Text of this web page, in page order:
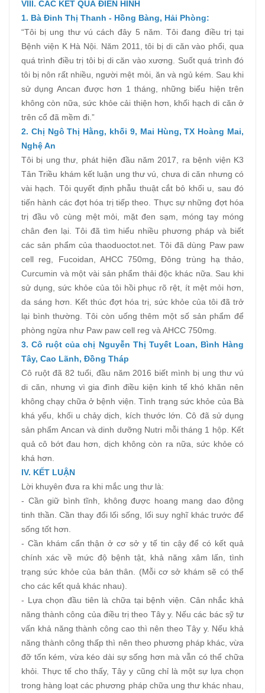
VIII. CÁC KẾT QUẢ ĐIỂN HÌNH
1. Bà Đinh Thị Thanh - Hồng Bàng, Hải Phòng:
“Tôi bị ung thư vú cách đây 5 năm. Tôi đang điều trị tại
Bệnh viện K Hà Nội. Năm 2011, tôi bị di căn vào phổi, qua
quá trình điều trị tôi bị di căn vào xương. Suốt quá trình đó
tôi bị nôn rất nhiều, người mệt mỏi, ăn và ngủ kém. Sau khi
sử dụng Ancan được hơn 1 tháng, những biểu hiện trên
không còn nữa, sức khỏe cải thiện hơn, khối hạch di căn ở
trên cổ đã mềm đi.”
2. Chị Ngô Thị Hằng, khối 9, Mai Hùng, TX Hoàng Mai,
Nghệ An
Tôi bị ung thư, phát hiện đầu năm 2017, ra bệnh viện K3
Tân Triều khám kết luận ung thư vú, chưa di căn nhưng có
vài hạch. Tôi quyết định phẫu thuật cắt bỏ khối u, sau đó
tiến hành các đợt hóa trị tiếp theo. Thực sự những đợt hóa
trị đầu vô cùng mệt mỏi, mặt đen sạm, móng tay móng
chân đen lại. Tôi đã tìm hiểu nhiều phương pháp và biết
các sản phẩm của thaoduoctot.net. Tôi đã dùng Paw paw
cell reg, Fucoidan, AHCC 750mg, Đông trùng hạ thảo,
Curcumin và một vài sản phẩm thải độc khác nữa. Sau khi
sử dụng, sức khỏe của tôi hồi phục rõ rệt, ít mệt mỏi hơn,
da sáng hơn. Kết thúc đợt hóa trị, sức khỏe của tôi đã trở
lại bình thường. Tôi còn uống thêm một số sản phẩm để
phòng ngừa như Paw paw cell reg và AHCC 750mg.
3. Cô ruột của chị Nguyễn Thị Tuyết Loan, Bình Hàng
Tây, Cao Lãnh, Đồng Tháp
Cô ruột đã 82 tuổi, đầu năm 2016 biết mình bị ung thư vú
di căn, nhưng vì gia đình điều kiện kinh tế khó khăn nên
không chạy chữa ở bệnh viện. Tình trạng sức khỏe của Bà
khá yếu, khối u chảy dịch, kích thước lớn. Cô đã sử dụng
sản phẩm Ancan và dinh dưỡng Nutri mỗi tháng 1 hộp. Kết
quả cô bớt đau hơn, dịch không còn ra nữa, sức khỏe có
khá hơn.
IV. KẾT LUẬN
Lời khuyên đưa ra khi mắc ung thư là:
- Cần giữ bình tĩnh, không được hoang mang dao động
tinh thần. Cần thay đổi lối sống, lối suy nghĩ khác trước để
sống tốt hơn.
- Cần khám cẩn thận ở cơ sở y tế tin cậy để có kết quả
chính xác về mức độ bệnh tật, khả năng xâm lấn, tình
trạng sức khỏe của bản thân. (Mỗi cơ sở khám sẽ có thể
cho các kết quả khác nhau).
- Lựa chọn đầu tiên là chữa tại bệnh viện. Cân nhắc khả
năng thành công của điều trị theo Tây y. Nếu các bác sỹ tư
vấn khả năng thành công cao thì nên theo Tây y. Nếu khả
năng thành công thấp thì nên theo phương pháp khác, vừa
đỡ tốn kém, vừa kéo dài sự sống hơn mà vẫn có thể chữa
khỏi. Thực tế cho thấy, Tây y cũng chỉ là một sự lựa chọn
trong hàng loạt các phương pháp chữa ung thư khác nhau,